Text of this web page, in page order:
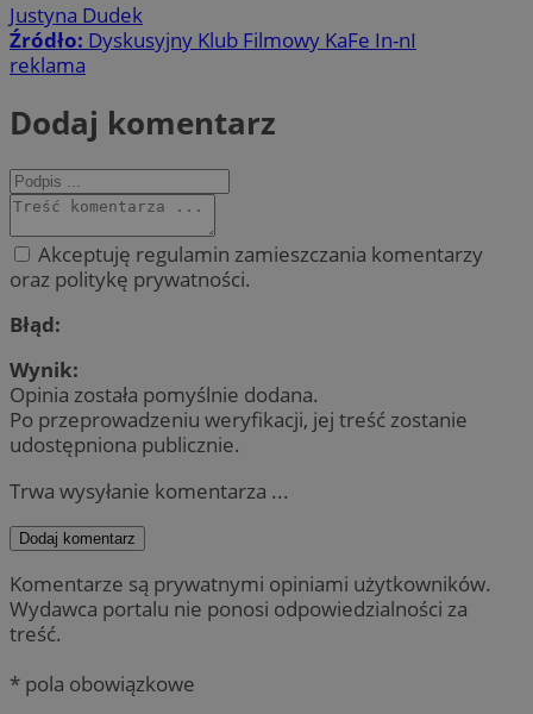
Justyna Dudek
Źródło: Dyskusyjny Klub Filmowy KaFe In-nI
reklama
Dodaj komentarz
Akceptuję regulamin zamieszczania komentarzy
oraz politykę prywatności.
Błąd:
Wynik:
Opinia została pomyślnie dodana.
Po przeprowadzeniu weryfikacji, jej treść zostanie
udostępniona publicznie.
Trwa wysyłanie komentarza ...
Dodaj komentarz
Komentarze są prywatnymi opiniami użytkowników.
Wydawca portalu nie ponosi odpowiedzialności za
treść.
* pola obowiązkowe